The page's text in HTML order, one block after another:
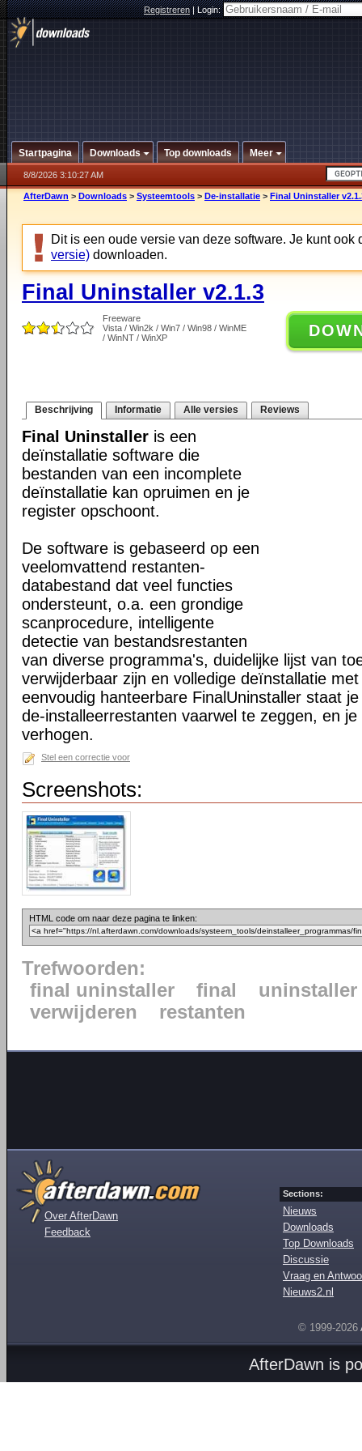
Registreren|Login:
Startpagina Downloads Top downloads Meer
8/8/2026 3:10:27 AM
AfterDawn > Downloads > Systeemtools > De-installatie > Final Uninstaller
Dit is een oude versie van deze software. Je kunt ook
versie) downloaden.
Final Uninstaller v2.1.3
Freeware
Vista / Win2k / Win7 / Win98 / WinME
/ WinNT / WinXP
Beschrijving Informatie Alle versies Reviews
Final Uninstaller is een
deïnstallatie software die
bestanden van een incomplete
deïnstallatie kan opruimen en je
register opschoont.
De software is gebaseerd op een
veelomvattend restanten-
databestand dat veel functies
ondersteunt, o.a. een grondige
scanprocedure, intelligente
detectie van bestandsrestanten
van diverse programma's, duidelijke lijst van
verwijderbaar zijn en volledige deïnstallatie
eenvoudig hanteerbare FinalUninstaller staat
de-installeerrestanten vaarwel te zeggen, en
verhogen.
Stel een correctie voor
Screenshots:
HTML code om naar deze pagina te linken:
Trefwoorden:
final uninstaller
final
uninstaller
verwijderen
restanten
Over AfterDawn
Feedback
Sections:
Nieuws
Downloads
Top Downloads
Discussie
Vraag en
Nieuws2.nl
© 1999-2026
AfterDawn is